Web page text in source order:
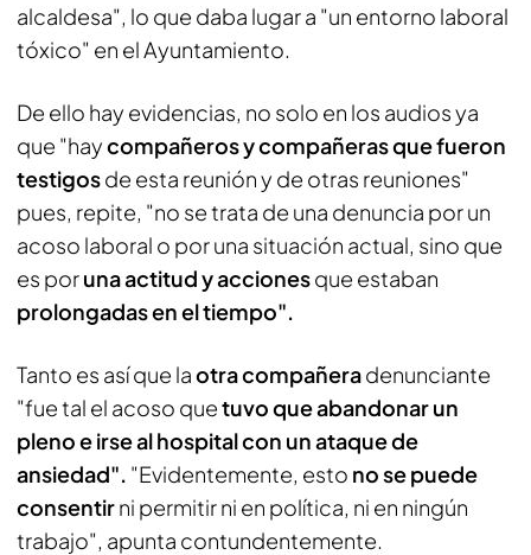
alcaldesa", lo que daba lugar a "un entorno laboral
tóxico" en el Ayuntamiento.
De ello hay evidencias, no solo en los audios ya
que "haycompañeros y compañeras que fueron
testigosde esta reunión y de otras reuniones"
pues, repite, "no se trata de una denuncia por un
acoso laboral o por una situación actual, sino que
es poruna actitud y accionesque estaban
prolongadas en el tiempo".
Tanto es así que laotra compañeradenunciante
"fue tal el acoso quetuvo que abandonar un
pleno e irse al hospital con un ataque de
ansiedad". "Evidentemente, esto no se puede
consentirni permitir ni en política, ni en ningún
trabajo", apunta contundentemente.